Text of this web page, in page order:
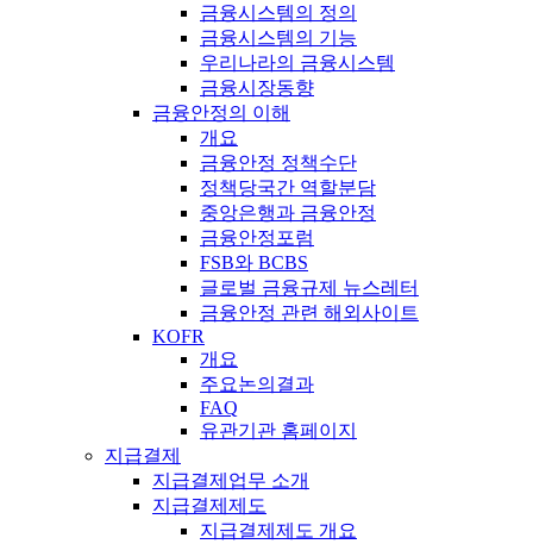
금융시스템의 정의
금융시스템의 기능
우리나라의 금융시스템
금융시장동향
금융안정의 이해
개요
금융안정 정책수단
정책당국간 역할분담
중앙은행과 금융안정
금융안정포럼
FSB와 BCBS
글로벌 금융규제 뉴스레터
금융안정 관련 해외사이트
KOFR
개요
주요논의결과
FAQ
유관기관 홈페이지
지급결제
지급결제업무 소개
지급결제제도
지급결제제도 개요